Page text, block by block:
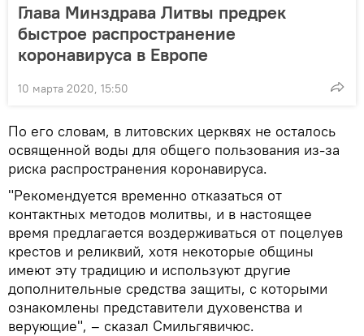
Глава Минздрава Литвы предрек
быстрое распространение
коронавируса в Европе
10 марта 2020, 15:50
По его словам, в литовских церквях не осталось
освященной воды для общего пользования из-за
риска распространения коронавируса.
"Рекомендуется временно отказаться от
контактных методов молитвы, и в настоящее
время предлагается воздерживаться от поцелуев
крестов и реликвий, хотя некоторые общины
имеют эту традицию и используют другие
дополнительные средства защиты, с которыми
ознакомлены представители духовенства и
верующие", – сказал Смильгявичюс.